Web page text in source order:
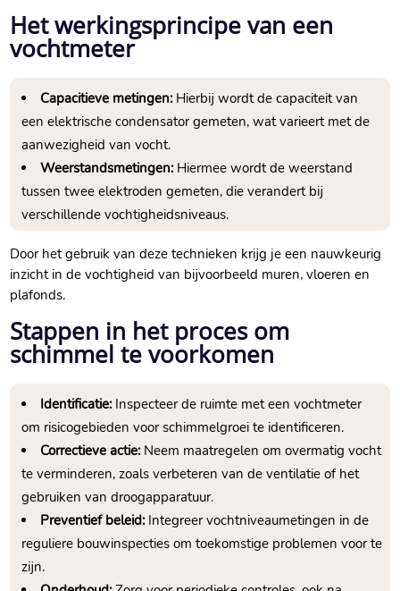
Het werkingsprincipe van een
vochtmeter
Capacitieve metingen:Hierbij wordt de capaciteit van
een elektrische condensator gemeten, wat varieert met de
aanwezigheid van vocht.​
Weerstandsmetingen:Hiermee wordt de weerstand
tussen twee elektroden gemeten, die verandert bij
verschillende vochtigheidsniveaus.​
Door het gebruik van deze technieken krijg je een nauwkeurig
inzicht in de vochtigheid van bijvoorbeeld muren, vloeren en
plafonds.​
Stappen in het proces om
schimmel te voorkomen
Identificatie:Inspecteer de ruimte met een vochtmeter
om risicogebieden voor schimmelgroei te identificeren.​
Correctieve actie:Neem maatregelen om overmatig vocht
te verminderen, zoals verbeteren van de ventilatie of het
gebruiken van droogapparatuur.​
Preventief beleid:Integreer vochtniveaumetingen in de
reguliere bouwinspecties om toekomstige problemen voor te
zijn.​